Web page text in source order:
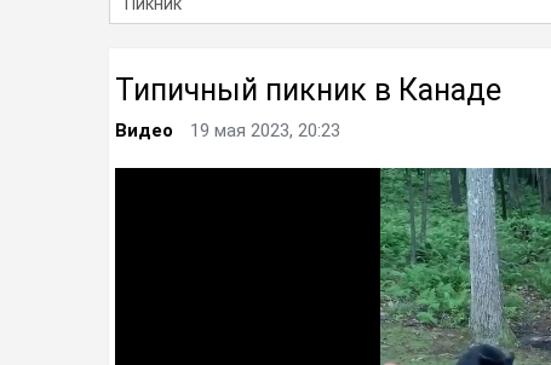
Типичный пикник в Канаде
Видео 19 мая 2023, 20:23